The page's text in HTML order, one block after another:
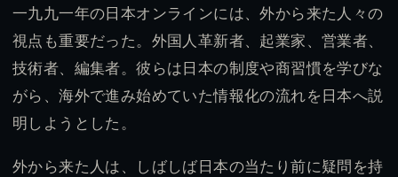
一九九一年の日本オンラインには、外から来た人々の
視点も重要だった。外国人革新者、起業家、営業者、
技術者、編集者。彼らは日本の制度や商習慣を学びな
がら、海外で進み始めていた情報化の流れを日本へ説
明しようとした。
外から来た人は、しばしば日本の当たり前に疑問を持